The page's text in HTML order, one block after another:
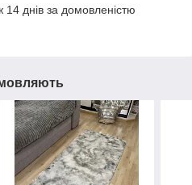
днів за домовленістю